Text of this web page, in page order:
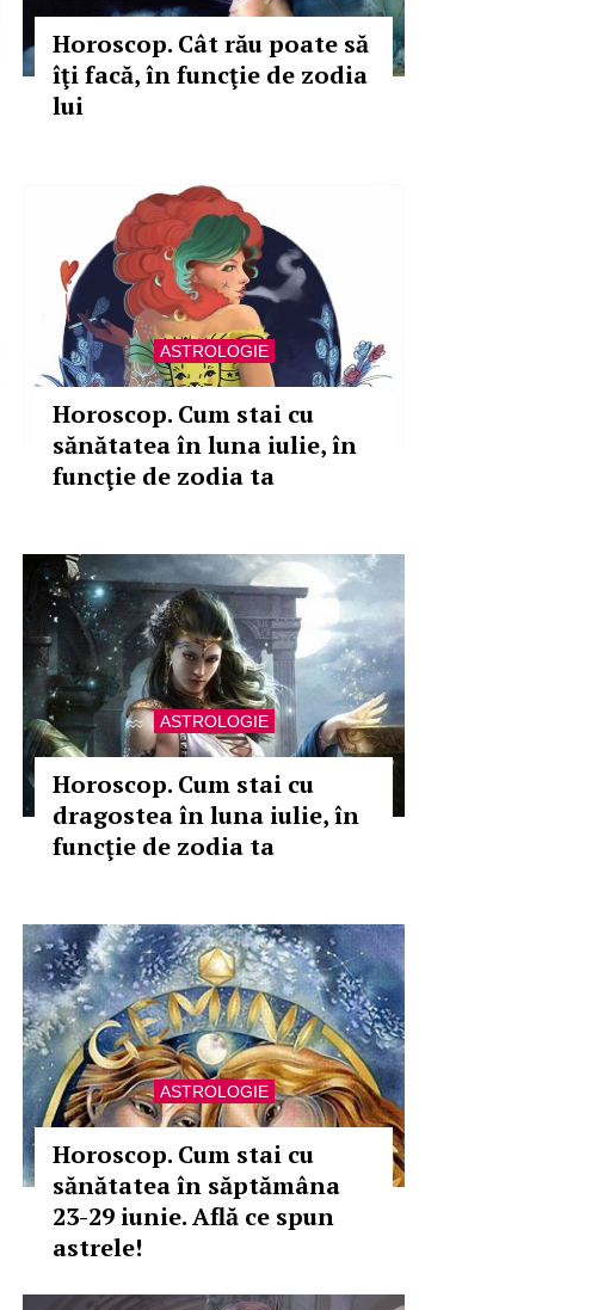
Horoscop. Cât rău poate să
îţi facă, în funcţie de zodia
lui
ASTROLOGIE
Horoscop. Cum stai cu
sănătatea în luna iulie, în
funcţie de zodia ta
ASTROLOGIE
Horoscop. Cum stai cu
dragostea în luna iulie, în
funcţie de zodia ta
ASTROLOGIE
Horoscop. Cum stai cu
sănătatea în săptămâna
23-29 iunie. Află ce spun
astrele!